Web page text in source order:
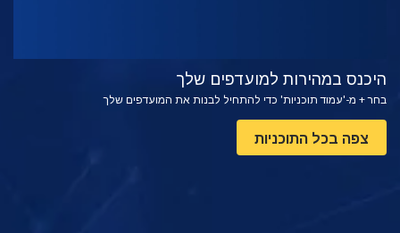
היכנס במהירות למועדפים שלך
בחר + מ-'עמוד תוכניות' כדי להתחיל לבנות את המועדפים שלך
צפה בכל התוכניות